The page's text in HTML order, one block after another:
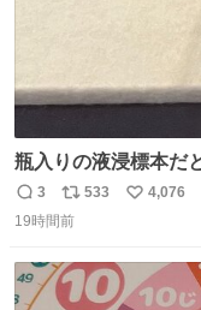
瓶入りの液浸標本だ
まうことから、なる
うにこのような形で
返
信
3
リ
ポ
ト
数
533
い
数
4,076
19時間前